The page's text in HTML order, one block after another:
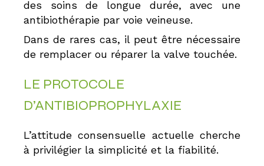
des soins de longue durée, avec une
antibiothérapie par voie veineuse.
Dans de rares cas, il peut être nécessaire
de remplacer ou réparer la valve touchée.
LE PROTOCOLE
D’ANTIBIOPROPHYLAXIE
L’attitude consensuelle actuelle cherche
à privilégier la simplicité et la fiabilité.